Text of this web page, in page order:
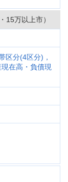
15万以上市）
区分(4区分)，
在高・負債現